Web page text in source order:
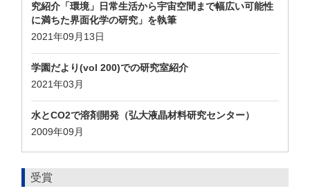
究紹介「環境」日常生活から宇宙空間まで幅広い可能性
に満ちた界面化学の研究」を執筆
2021年09月13日
学園だより(vol 200)での研究室紹介
2021年03月
水とCO2で溶剤開発（弘大液晶材料研究センター）
2009年09月
受賞